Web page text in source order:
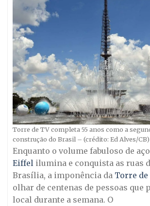
Torre de TV completa 55 anos como a
construção do Brasil – (crédito: Ed Alves/CB)
Enquanto o volume fabuloso de
Eiffel ilumina e conquista as ruas
Brasília, a imponência da Torre de
olhar de centenas de pessoas que
local durante a semana. O